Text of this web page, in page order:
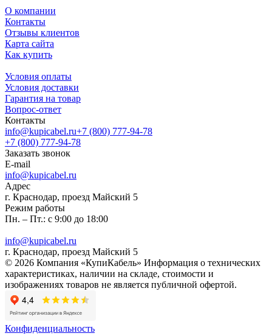
О компании
Контакты
Отзывы клиентов
Карта сайта
Как купить
Условия оплаты
Условия доставки
Гарантия на товар
Вопрос-ответ
Контакты
info@kupicabel.ru+7 (800) 777-94-78
+7 (800) 777-94-78
Заказать звонок
E-mail
info@kupicabel.ru
Адрес
г. Краснодар, проезд Майский 5
Режим работы
Пн. – Пт.: с 9:00 до 18:00
info@kupicabel.ru
г. Краснодар, проезд Майский 5
© 2026 Компания «КупиКабель» Информация о технических
характеристиках, наличии на складе, стоимости и
изображениях товаров не является публичной офертой.
Конфиденциальность